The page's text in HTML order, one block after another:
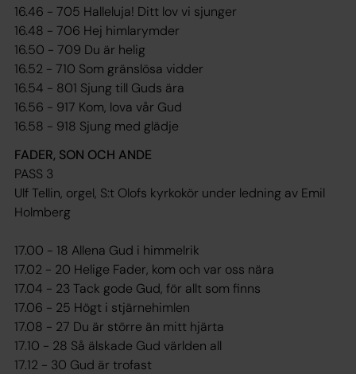
16.46 - 705 Halleluja! Ditt lov vi sjunger
16.48 - 706 Hej himlarymder
16.50 - 709 Du är helig
16.52 - 710 Som gränslösa vidder
16.54 - 801 Sjung till Guds ära
16.56 - 917 Kom, lova vår Gud
16.58 - 918 Sjung med glädje
FADER, SON OCH ANDE
PASS 3
Ulf Tellin, orgel, S:t Olofs kyrkokör under ledning av Emil
Holmberg
17.00 - 18 Allena Gud i himmelrik
17.02 - 20 Helige Fader, kom och var oss nära
17.04 - 23 Tack gode Gud, för allt som finns
17.06 - 25 Högt i stjärnehimlen
17.08 - 27 Du är större än mitt hjärta
17.10 - 28 Så älskade Gud världen all
17.12 - 30 Gud är trofast